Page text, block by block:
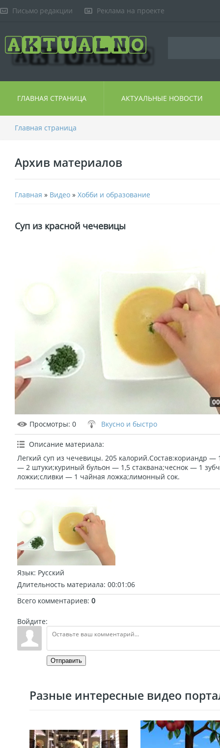
Письмо редакции Реклама на проекте
ГЛАВНАЯ СТРАНИЦА АКТУАЛЬНЫЕ НОВОСТИ
Главная страница
Архив материалов
Главная » Видео » Хобби и образование
Суп из красной чечевицы
Просмотры: 0 Вкусно и быстро
Описание материала:
Легкий суп из чечевицы. 205 калорий.Состав:кориандр —
— 2 штуки;куриный бульон — 1,5 стаквана;чеснок — 1
ложки;сливки — 1 чайная ложка;лимонный сок.
Язык: Русский
Длительность материала: 00:01:06
Всего комментариев: 0
Войдите:
Отправить
Разные интересные видео